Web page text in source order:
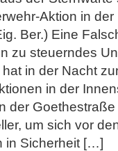
Aktion in
Ber.) Eine
zu steuerndes
in der Nacht
in der
der
um sich vor
in Sicherheit […]